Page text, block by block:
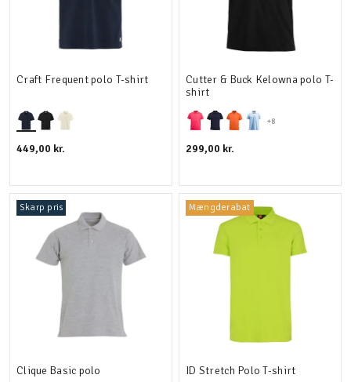
Craft Frequent polo T-shirt
449,00 kr.
+8
Cutter & Buck Kelowna polo T-
shirt
299,00 kr.
Skarp pris
Clique Basic polo
Mængderabat
ID Stretch Polo T-shirt